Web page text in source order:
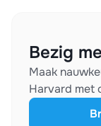
Bezig
Maak
Harvard met